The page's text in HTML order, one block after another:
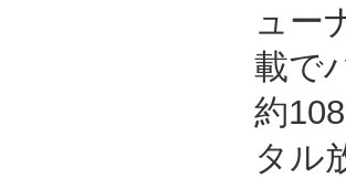
ュー
載で
約
タル